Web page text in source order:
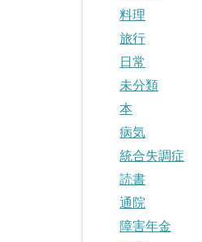
料理
旅行
日常
未分類
本
病気
統合失調症
読書
通院
障害年金